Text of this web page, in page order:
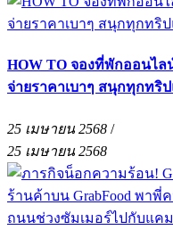
HOW TO จองที่พักออนไ
จ่ายราคาเบาๆ สนุกทุกทริ
25 เมษายน 2568 /
25 เมษายน 2568